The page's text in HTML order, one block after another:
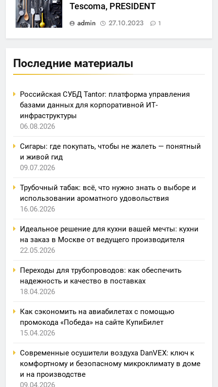
Tescoma, PRESIDENT
admin
27.10.2023 1
Последние материалы
Российская СУБД Tantor: платформа управления
базами данных для корпоративной ИТ-
инфраструктуры
06.08.2026
Сигары: где покупать, чтобы не жалеть — понятный
и живой гид
09.07.2026
Трубочный табак: всё, что нужно знать о выборе и
использовании ароматного удовольствия
16.06.2026
Идеальное решение для кухни вашей мечты: кухни
на заказ в Москве от ведущего производителя
22.05.2026
Переходы для трубопроводов: как обеспечить
надежность и качество в поставках
18.04.2026
Как сэкономить на авиабилетах с помощью
промокода «Победа» на сайте КупиБилет
15.04.2026
Современные осушители воздуха DanVEX: ключ к
комфортному и безопасному микроклимату в доме
и на производстве
09.04.2026